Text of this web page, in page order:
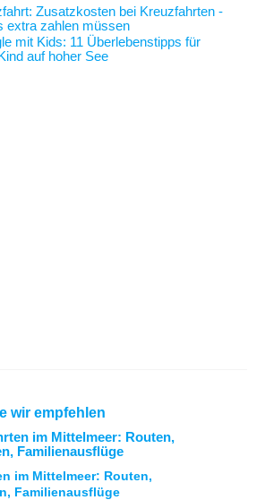
: Zusatzkosten bei Kreuzfahrten -
extra zahlen müssen
mit Kids: 11 Überlebenstipps für
auf hoher See
wir empfehlen
im Mittelmeer: Routen,
Familienausflüge